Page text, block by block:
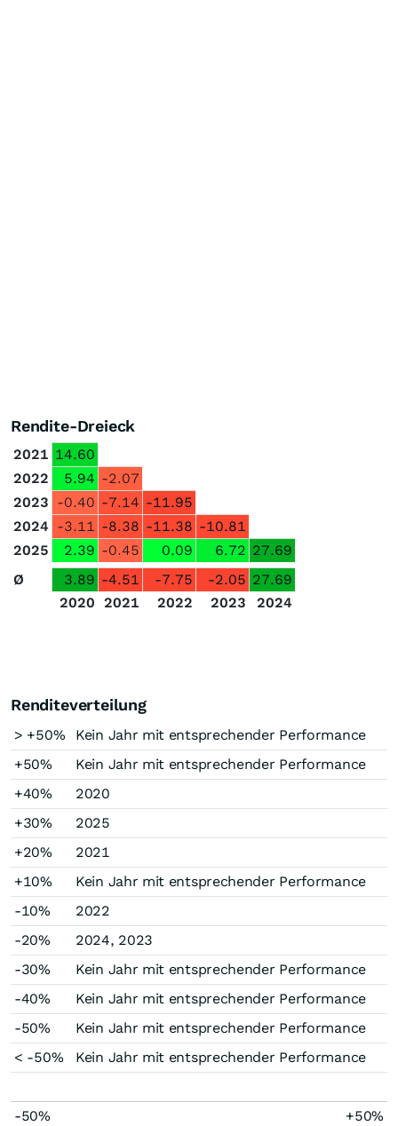
Rendite-Dreieck
2021 14.60
2022
5.94 -2.07
2023 -0.40 -7.14 -11.95
2024 -3.11 -8.38 -11.38 -10.81
2025
2.39 -0.45 0.09 6.72 27.69
Ø
3.89 -4.51 -7.75 -2.05 27.69
2020 2021 2022 2023 2024
Renditeverteilung
> +50%
Kein Jahr mit entsprechender Performance
+50%
Kein Jahr mit entsprechender Performance
+40%
2020
+30%
2025
+20%
2021
+10%
Kein Jahr mit entsprechender Performance
-10%
2022
-20%
2024, 2023
-30%
Kein Jahr mit entsprechender Performance
-40%
Kein Jahr mit entsprechender Performance
-50%
Kein Jahr mit entsprechender Performance
< -50%
Kein Jahr mit entsprechender Performance
-50% +50%